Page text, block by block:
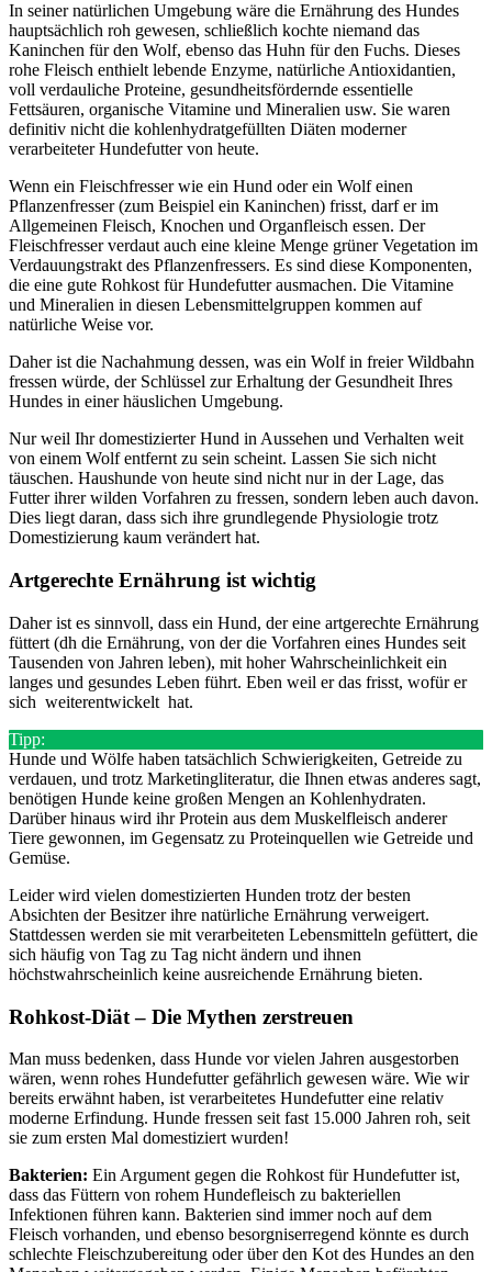
In seiner natürlichen Umgebung wäre die Ernährung des Hundes
hauptsächlich roh gewesen, schließlich kochte niemand das
Kaninchen für den Wolf, ebenso das Huhn für den Fuchs. Dieses
rohe Fleisch enthielt lebende Enzyme, natürliche Antioxidantien,
voll verdauliche Proteine, gesundheitsfördernde essentielle
Fettsäuren, organische Vitamine und Mineralien usw. Sie waren
definitiv nicht die kohlenhydratgefüllten Diäten moderner
verarbeiteter Hundefutter von heute.
Wenn ein Fleischfresser wie ein Hund oder ein Wolf einen
Pflanzenfresser (zum Beispiel ein Kaninchen) frisst, darf er im
Allgemeinen Fleisch, Knochen und Organfleisch essen. Der
Fleischfresser verdaut auch eine kleine Menge grüner Vegetation im
Verdauungstrakt des Pflanzenfressers. Es sind diese Komponenten,
die eine gute Rohkost für Hundefutter ausmachen. Die Vitamine
und Mineralien in diesen Lebensmittelgruppen kommen auf
natürliche Weise vor.
Daher ist die Nachahmung dessen, was ein Wolf in freier Wildbahn
fressen würde, der Schlüssel zur Erhaltung der Gesundheit Ihres
Hundes in einer häuslichen Umgebung.
Nur weil Ihr domestizierter Hund in Aussehen und Verhalten weit
von einem Wolf entfernt zu sein scheint. Lassen Sie sich nicht
täuschen. Haushunde von heute sind nicht nur in der Lage, das
Futter ihrer wilden Vorfahren zu fressen, sondern leben auch davon.
Dies liegt daran, dass sich ihre grundlegende Physiologie trotz
Domestizierung kaum verändert hat.
Artgerechte Ernährung ist wichtig
Daher ist es sinnvoll, dass ein Hund, der eine artgerechte Ernährung
füttert (dh die Ernährung, von der die Vorfahren eines Hundes seit
Tausenden von Jahren leben), mit hoher Wahrscheinlichkeit ein
langes und gesundes Leben führt. Eben weil er das frisst, wofür er
sich weiterentwickelt hat.
Tipp:
Hunde und Wölfe haben tatsächlich Schwierigkeiten, Getreide zu
verdauen, und trotz Marketingliteratur, die Ihnen etwas anderes sagt,
benötigen Hunde keine großen Mengen an Kohlenhydraten.
Darüber hinaus wird ihr Protein aus dem Muskelfleisch anderer
Tiere gewonnen, im Gegensatz zu Proteinquellen wie Getreide und
Gemüse.
Leider wird vielen domestizierten Hunden trotz der besten
Absichten der Besitzer ihre natürliche Ernährung verweigert.
Stattdessen werden sie mit verarbeiteten Lebensmitteln gefüttert, die
sich häufig von Tag zu Tag nicht ändern und ihnen
höchstwahrscheinlich keine ausreichende Ernährung bieten.
Rohkost-Diät – Die Mythen zerstreuen
Man muss bedenken, dass Hunde vor vielen Jahren ausgestorben
wären, wenn rohes Hundefutter gefährlich gewesen wäre. Wie wir
bereits erwähnt haben, ist verarbeitetes Hundefutter eine relativ
moderne Erfindung. Hunde fressen seit fast 15.000 Jahren roh, seit
sie zum ersten Mal domestiziert wurden!
Bakterien: Ein Argument gegen die Rohkost für Hundefutter ist,
dass das Füttern von rohem Hundefleisch zu bakteriellen
Infektionen führen kann. Bakterien sind immer noch auf dem
Fleisch vorhanden, und ebenso besorgniserregend könnte es durch
schlechte Fleischzubereitung oder über den Kot des Hundes an den